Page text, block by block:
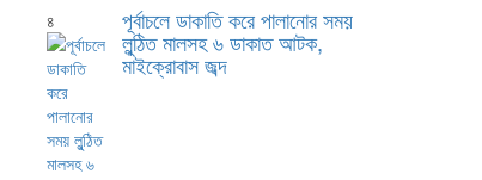
৪ পূর্বাচলে ডাকাতি করে পালানোর সময়
লুন্ঠিত মালসহ ৬ ডাকাত আটক,
মাইক্রোবাস জব্দ